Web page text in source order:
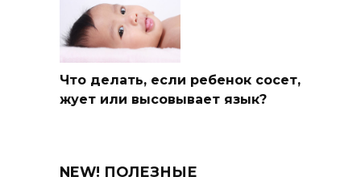
Что делать, если ребенок сосет,
жует или высовывает язык?
NEW! ПОЛЕЗНЫЕ